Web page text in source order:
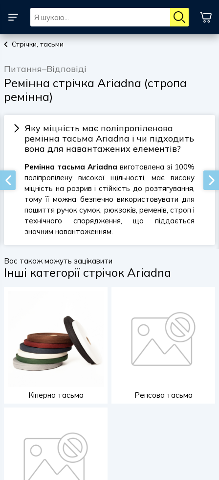
Стрічки, тасьми
Питання–Відповіді
Ремінна стрічка Ariadna (стропа
ремінна)
Яку міцність має поліпропіленова
ремінна тасьма Ariadna і чи підходить
вона для навантажених елементів?
Ремінна тасьма Ariadna виготовлена зі 100%
поліпропілену високої щільності, має високу
міцність на розрив і стійкість до розтягування,
тому її можна безпечно використовувати для
пошиття ручок сумок, рюкзаків, ременів, строп і
технічного спорядження, що піддається
значним навантаженням.
Вас також можуть зацікавити
Інші категорії стрічок Ariadna
Кіперна тасьма Репсова тасьма